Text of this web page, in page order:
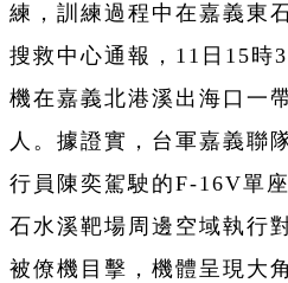
練，訓練過程中在嘉義東
搜救中心通報，11日15時
機在嘉義北港溪出海口一
人。據證實，台軍嘉義聯
行員陳奕駕駛的F-16V單
石水溪靶場周邊空域執行
被僚機目擊，機體呈現大